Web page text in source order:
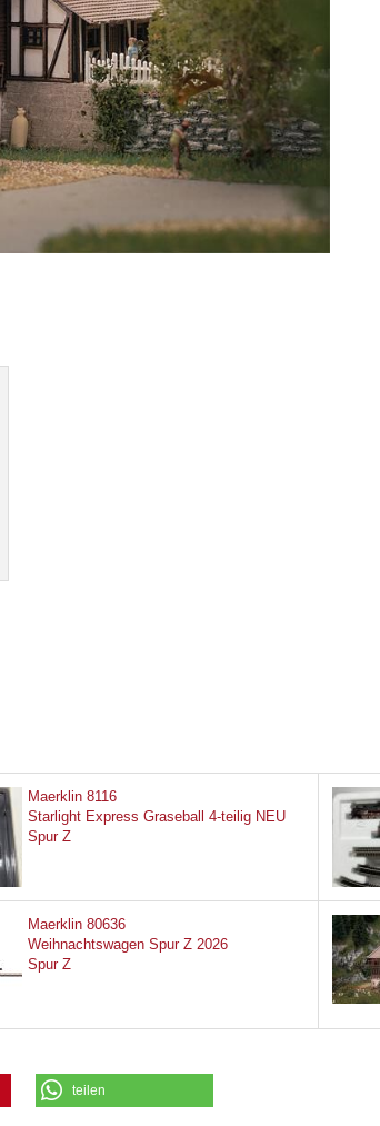
Maerklin 8116
Starlight Express Graseball 4-teilig NEU
Spur Z
Maerklin 80636
Weihnachtswagen Spur Z 2026
Spur Z
teilen